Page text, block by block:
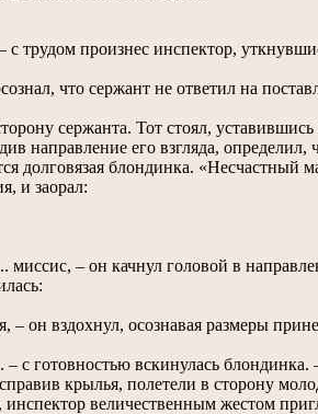
трудом произнес инспектор,
что сержант не ответил на
сержанта. Тот стоял, уставившись
направление его взгляда, определил,
долговязая блондинка. «Несчастный
и заорал:
– он качнул головой в
он вздохнул, осознавая размеры
с готовностью вскинулась
крылья, полетели в сторону
величественным жестом